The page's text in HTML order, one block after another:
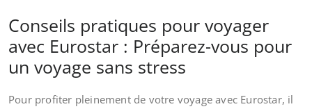
Conseils pratiques pour voyager
avec Eurostar : Préparez-vous pour
un voyage sans stress
Pour profiter pleinement de votre voyage avec Eurostar, il